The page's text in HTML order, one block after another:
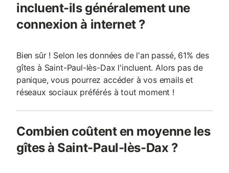
incluent-ils généralement une
connexion à internet ?
Bien sûr ! Selon les données de l'an passé, 61% des
gîtes à Saint-Paul-lès-Dax l'incluent. Alors pas de
panique, vous pourrez accéder à vos emails et
réseaux sociaux préférés à tout moment !
Combien coûtent en moyenne les
gîtes à Saint-Paul-lès-Dax ?